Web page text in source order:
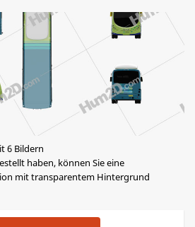
6 Bildern
haben, können Sie eine
mit transparentem Hintergrund